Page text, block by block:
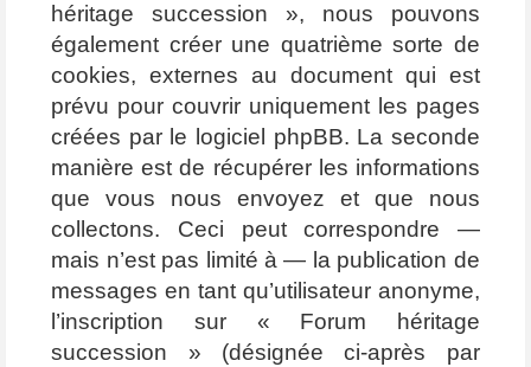
héritage succession », nous pouvons
également créer une quatrième sorte de
cookies, externes au document qui est
prévu pour couvrir uniquement les pages
créées par le logiciel phpBB. La seconde
manière est de récupérer les informations
que vous nous envoyez et que nous
collectons. Ceci peut correspondre —
mais n’est pas limité à — la publication de
messages en tant qu’utilisateur anonyme,
l’inscription sur « Forum héritage
succession » (désignée ci-après par